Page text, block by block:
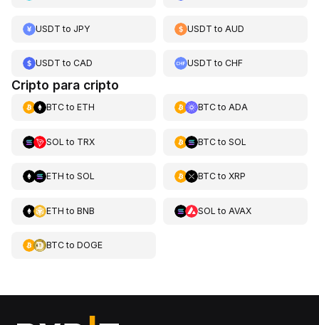
USDT to JPY USDT to AUD
USDT to CAD USDT toCHF
Cripto para cripto
BTCto ETH BTCto ADA
SOL to TRX BTCto SOL
ETH to SOL BTCto XRP
ETH to BNB SOL to AVAX
BTCto DOGE